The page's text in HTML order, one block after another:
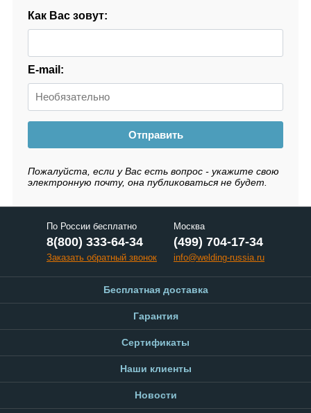
Как Вас зовут:
E-mail:
Отправить
Пожалуйста, если у Вас есть вопрос - укажите свою
электронную почту, она публиковаться не будет.
По России бесплатно
8(800) 333-64-34
Заказать обратный звонок
Москва
(499) 704-17-34
info@welding-russia.ru
Бесплатная доставка
Гарантия
Сертификаты
Наши клиенты
Новости